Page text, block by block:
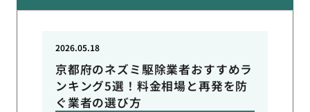
京都府のネズミ駆除業者おすすめラ
ンキング5選！料金相場と再発を防
ぐ業者の選び方
2026.05.18